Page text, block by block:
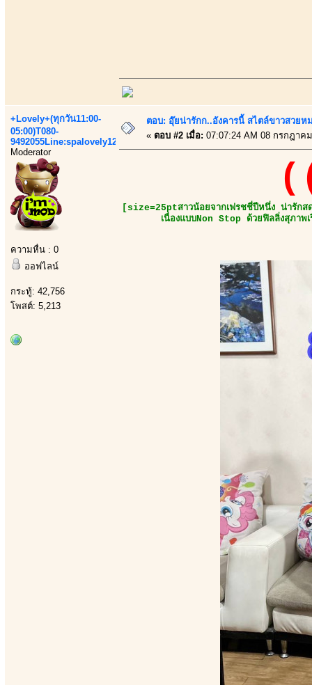
+Lovely+(ทุกวัน11:00-
05:00)T080-
9492055Line:spalovely123
Moderator
ความหื่น : 0
ออฟไลน์
กระทู้: 42,756
โพสต์: 5,213
ตอบ: อุ๊ยน่ารักก..อังคารนี้ สไตล์ขาวสวยห
« ตอบ #2 เมื่อ: 07:07:24 AM 08 กรกฎาค
[size=25ptสาวน้อยจากเฟรชชี่ปีหนึ่ง น่ารักส
เนื่องแบบNon Stop ด้วยฟิลลิ่งสุภา